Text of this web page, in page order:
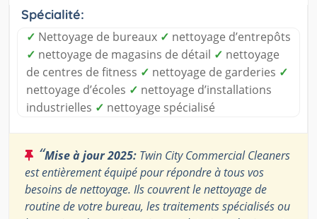
Spécialité:
✓ Nettoyage de bureaux ✓ nettoyage d’entrepôts
✓ nettoyage de magasins de détail ✓ nettoyage
de centres de fitness ✓ nettoyage de garderies ✓
nettoyage d’écoles ✓ nettoyage d’installations
industrielles ✓ nettoyage spécialisé
“Mise à jour 2025: Twin City Commercial Cleaners
est entièrement équipé pour répondre à tous vos
besoins de nettoyage. Ils couvrent le nettoyage de
routine de votre bureau, les traitements spécialisés ou